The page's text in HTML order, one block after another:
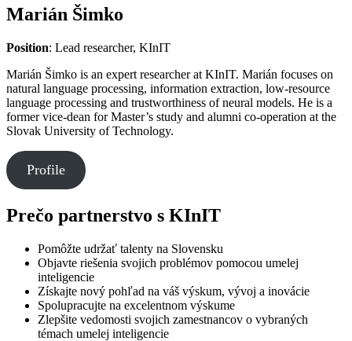
Marián Šimko
Position: Lead researcher, KInIT
Marián Šimko is an expert researcher at KInIT. Marián focuses on
natural language processing, information extraction, low-resource
language processing and trustworthiness of neural models. He is a
former vice-dean for Master’s study and alumni co-operation at the
Slovak University of Technology.
Profile
Prečo partnerstvo s KInIT
Pomôžte udržať talenty na Slovensku
Objavte riešenia svojich problémov pomocou umelej
inteligencie
Získajte nový pohľad na váš výskum, vývoj a inovácie
Spolupracujte na excelentnom výskume
Zlepšite vedomosti svojich zamestnancov o vybraných
témach umelej inteligencie